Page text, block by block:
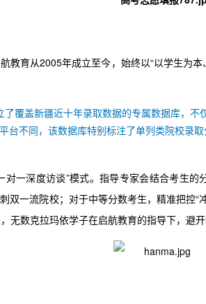
育从2005年成立至今，始终以“以学生为
覆盖新疆近十年录取数据的专属数据库，
不同，该数据库特别标注了单列类院校录
对一深度访谈”模式。指导专家会结合考
双一流院校；对于中等分数考生，精准把控
数克拉玛依学子在启航教育的指导下，避开